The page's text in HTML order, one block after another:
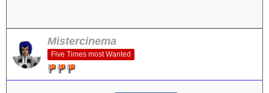
Mistercinema
Five Times most Wanted